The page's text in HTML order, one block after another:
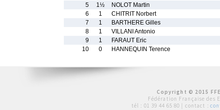
5
1½
NOLOT Martin
6
1
CHITRIT Norbert
7
1
BARTHERE Gilles
8
1
VILLANI Antonio
9
1
FARAUT Eric
10
0 HANNEQUIN Terence
Copyright © 2015
Fédération Française des
tél : 01 39 44 65 80 | contact :